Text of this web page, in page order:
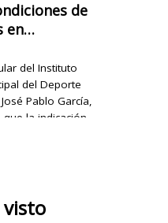
de
en…
del Instituto
del Deporte
Pablo García,
la indicación…
visto